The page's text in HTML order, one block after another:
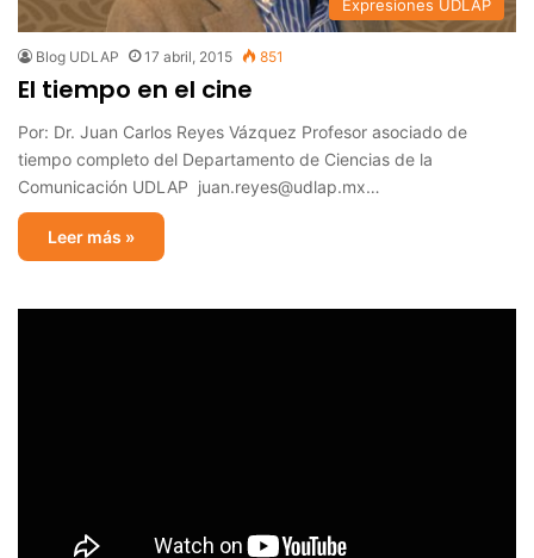
Expresiones UDLAP
Blog UDLAP 17 abril, 2015 851
El tiempo en el cine
Por: Dr. Juan Carlos Reyes Vázquez Profesor asociado de
tiempo completo del Departamento de Ciencias de la
Comunicación UDLAP juan.reyes@udlap.mx…
Leer más »